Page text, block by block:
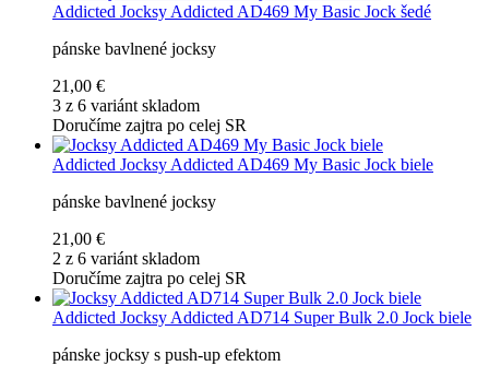
Addicted Jocksy Addicted AD469 My Basic Jock šedé
pánske bavlnené jocksy
21,00 €
3 z 6 variánt skladom
Doručíme zajtra po celej SR
Addicted Jocksy Addicted AD469 My Basic Jock biele
pánske bavlnené jocksy
21,00 €
2 z 6 variánt skladom
Doručíme zajtra po celej SR
Addicted Jocksy Addicted AD714 Super Bulk 2.0 Jock biele
pánske jocksy s push-up efektom